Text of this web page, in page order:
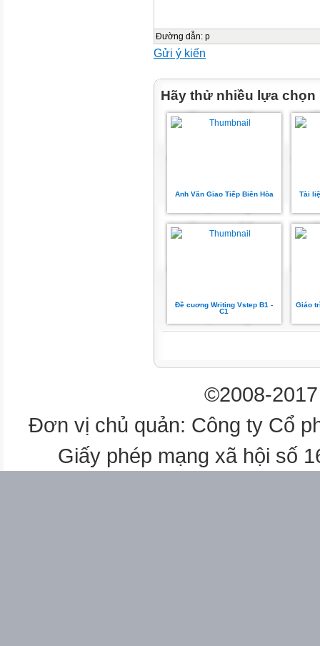
Đường dẫn: p
Gửi ý kiến
Hãy thử nhiều lựa chọn
Anh Văn Giao Tiếp Biên Hòa Tài
Đề cuơng Writing Vstep B1 -
C1
Giáo
©2008-
Đơn vị chủ quản: Công ty Cổ
Giấy phép mạng xã hội số